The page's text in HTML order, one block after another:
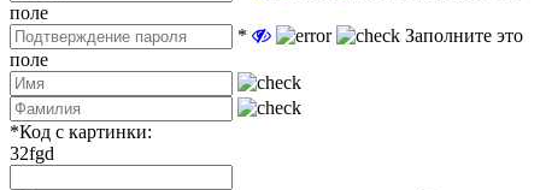
поле
*
Заполните это
поле
*Код с картинки:
32fgd